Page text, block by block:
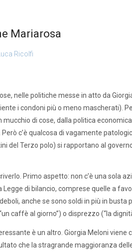
Mariarosa
Luca Ricolfi
nelle politiche messe in atto da
i condoni più o meno mascherati).
mucchio di cose, dalla politica
c’è qualcosa di vagamente
del Terzo polo) si rapportano al
Primo aspetto: non c’è una sola
Legge di bilancio, comprese quelle a
anche se sono soldi in più in
caffè al giorno”) o disprezzo (“la
è un altro. Giorgia Meloni
che la stragrande maggioranza